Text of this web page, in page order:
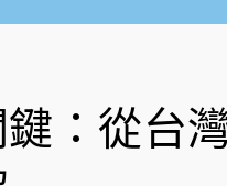
：從台